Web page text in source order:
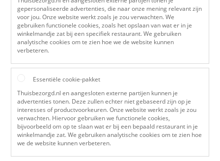
gepersonaliseerde advertenties, die naar onze mening relevant zijn
voor jou. Onze website werkt zoals je zou verwachten. We
gebruiken functionele cookies, zoals het opslaan van wat er in je
winkelmandje zat bij een specifiek restaurant. We gebruiken
analytische cookies om te zien hoe we de website kunnen
verbeteren.
Essentiële cookie-pakket
Thuisbezorgd.nl en aangesloten externe partijen kunnen je
advertenties tonen. Deze zullen echter niet gebaseerd zijn op je
interesses of productvoorkeuren. Onze website werkt zoals je zou
verwachten. Hiervoor gebruiken we functionele cookies,
bijvoorbeeld om op te slaan wat er bij een bepaald restaurant in je
winkelmandje zat. We gebruiken analytische cookies om te zien hoe
we de website kunnen verbeteren.